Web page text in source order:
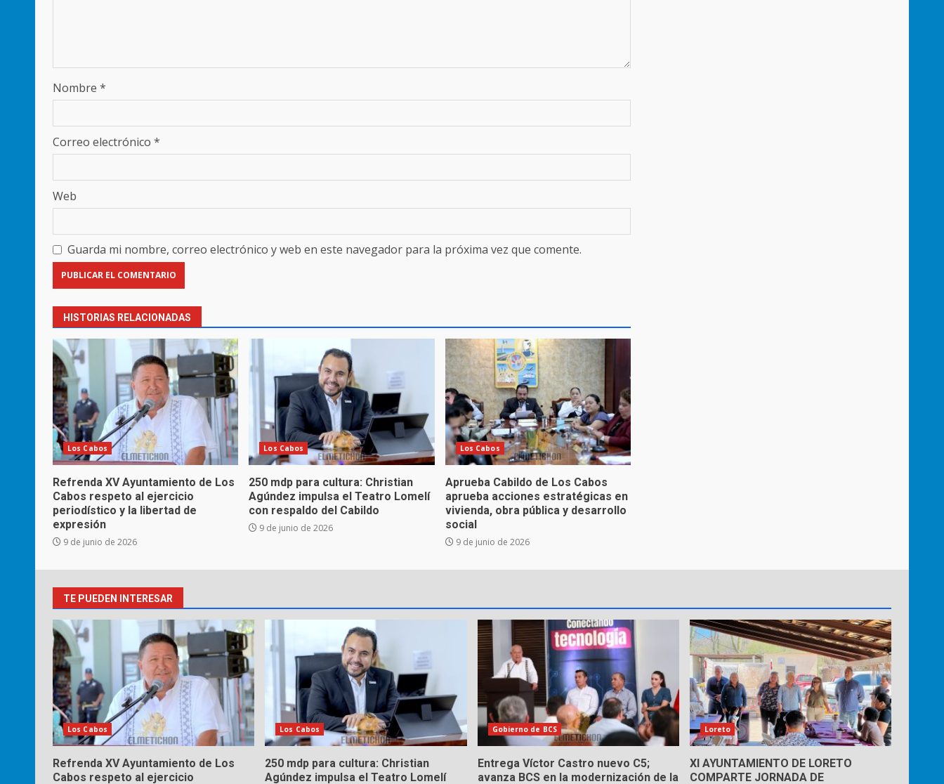
Nombre *
Correo electrónico *
Web
Guarda mi nombre, correo electrónico y web en este navegador para la próxima vez que comente.
HISTORIAS RELACIONADAS
Los Cabos
Refrenda XV Ayuntamiento de Los
Cabos respeto al ejercicio
periodístico y la libertad de
expresión
9 de junio de 2026
Los Cabos
250 mdp para cultura: Christian
Agúndez impulsa el Teatro Lomelí
con respaldo del Cabildo
9 de junio de 2026
Los Cabos
Aprueba Cabildo de Los Cabos
aprueba acciones estratégicas en
vivienda, obra pública y desarrollo
social
9 de junio de 2026
TE PUEDEN INTERESAR
Los Cabos
Refrenda XV Ayuntamiento de Los
Cabos respeto al ejercicio
Los Cabos
250 mdp para cultura: Christian
Agúndez impulsa el Teatro Lomelí
Gobierno de BCS
Entrega Víctor Castro nuevo C5;
avanza BCS en la modernización de la
Loreto
XI AYUNTAMIENTO DE LORETO
COMPARTE JORNADA DE